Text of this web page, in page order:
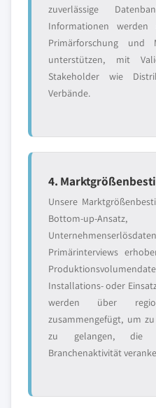
zuverlässige
Informationen
Primärforschung und
unterstützen, mit
Stakeholder wie
Verbände.
4.
Unsere
Bottom-up-
Primärinterviews
Installations- oder
werden über
zusammengefügt, um
zu gelangen, die
Branchenaktivität